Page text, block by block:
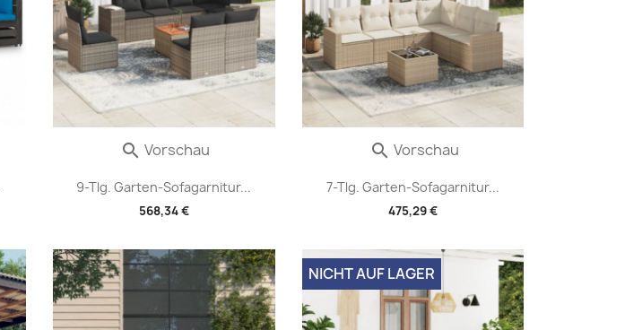
9-Tlg. Garten-Sofagarnitur...
568,34 €
 Vorschau
7-Tlg. Garten-Sofagarnitur...
475,29 €
 Vorschau
NICHT AUF LAGER